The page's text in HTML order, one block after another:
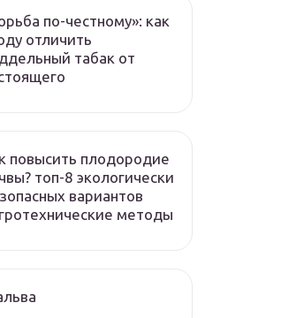
по-честному»: как
отличить
табак от
повысить плодородие
топ-8 экологически
вариантов
методы